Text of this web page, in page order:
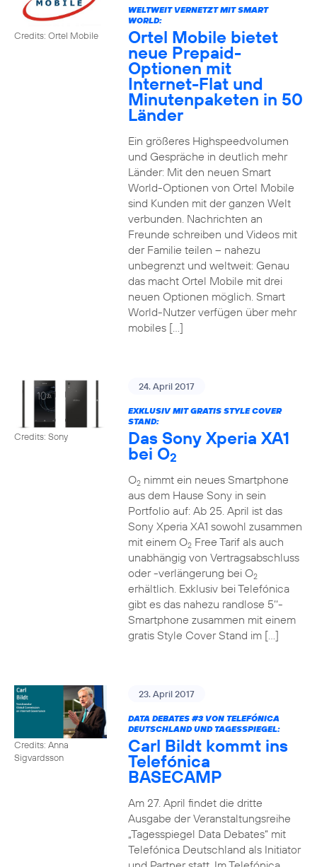
Credits: Ortel Mobile
WELTWEIT VERNETZT MIT SMART
WORLD:
Ortel Mobile bietet
neue Prepaid-
Optionen mit
Internet-Flat und
Minutenpaketen in 50
Länder
Ein größeres Highspeedvolumen
und Gespräche in deutlich mehr
Länder: Mit den neuen Smart
World-Optionen von Ortel Mobile
sind Kunden mit der ganzen Welt
verbunden. Nachrichten an
Freunde schreiben und Videos mit
der Familie teilen – nahezu
unbegrenzt und weltweit: Genau
das macht Ortel Mobile mit drei
neuen Optionen möglich. Smart
World-Nutzer verfügen über mehr
mobiles […]
Credits: Sony
24. April 2017
EXKLUSIV MIT GRATIS STYLE COVER
STAND:
Das Sony Xperia XA1
bei O2
O2nimmt ein neues Smartphone
aus dem Hause Sony in sein
Portfolio auf: Ab 25. April ist das
Sony Xperia XA1 sowohl zusammen
mit einem O2Free Tarif als auch
unabhängig von Vertragsabschluss
oder -verlängerung bei O2
erhältlich. Exklusiv bei Telefónica
gibt es das nahezu randlose 5‘‘-
Smartphone zusammen mit einem
gratis Style Cover Stand im […]
Credits: Anna
Sigvardsson
23. April 2017
DATA DEBATES #3VON TELEFÓNICA
DEUTSCHLAND UND TAGESSPIEGEL:
Carl Bildt kommt ins
Telefónica
BASECAMP
Am 27. April findet die dritte
Ausgabe der Veranstaltungsreihe
„Tagesspiegel Data Debates“ mit
Telefónica Deutschland als Initiator